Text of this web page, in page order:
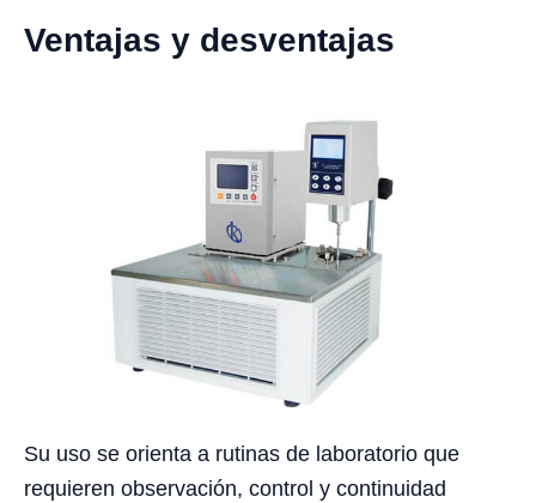
Ventajas y desventajas
Su uso se orienta a rutinas de laboratorio que
requieren observación, control y continuidad